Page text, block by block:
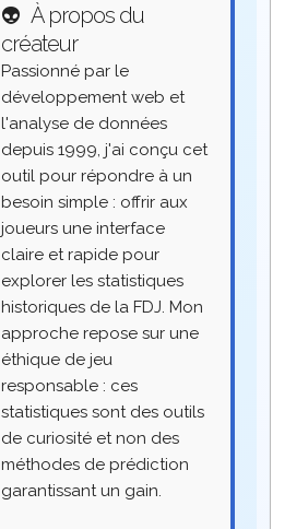
👽 À propos du
créateur
Passionné par le
développement web et
l'analyse de données
depuis 1999, j'ai conçu cet
outil pour répondre à un
besoin simple : offrir aux
joueurs une interface
claire et rapide pour
explorer les statistiques
historiques de la FDJ. Mon
approche repose sur une
éthique de jeu
responsable : ces
statistiques sont des outils
de curiosité et non des
méthodes de prédiction
garantissant un gain.